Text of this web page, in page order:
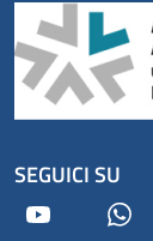
SEGUICI SU
Youtube